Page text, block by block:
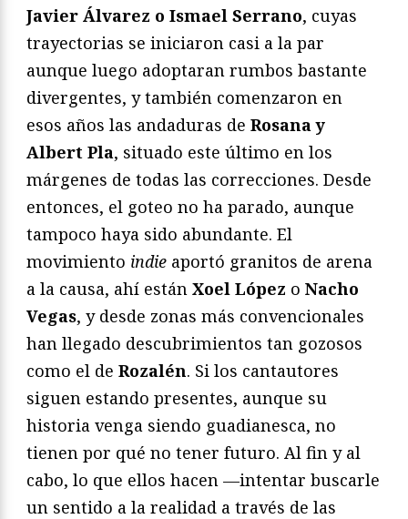
Javier Álvarez o Ismael Serrano, cuyas
trayectorias se iniciaron casi a la par
aunque luego adoptaran rumbos bastante
divergentes, y también comenzaron en
esos años las andaduras de Rosana y
Albert Pla, situado este último en los
márgenes de todas las correcciones. Desde
entonces, el goteo no ha parado, aunque
tampoco haya sido abundante. El
movimiento indie aportó granitos de arena
a la causa, ahí están Xoel López o Nacho
Vegas, y desde zonas más convencionales
han llegado descubrimientos tan gozosos
como el de Rozalén. Si los cantautores
siguen estando presentes, aunque su
historia venga siendo guadianesca, no
tienen por qué no tener futuro. Al fin y al
cabo, lo que ellos hacen —intentar buscarle
un sentido a la realidad a través de las